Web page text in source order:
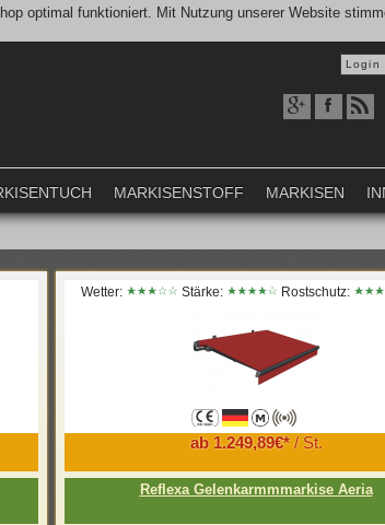
optimal funktioniert. Mit Nutzung unserer Website
Login
MARKISENSTOFF MARKISEN
Wetter: Stärke: Rostschutz:
ab 1.249,89€*/ St.
Reflexa Gelenkarmmmarkise Aeria